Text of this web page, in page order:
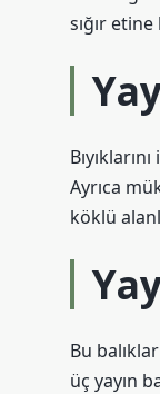
sığır
Ayrıca
köklü
Bu
üç yayın